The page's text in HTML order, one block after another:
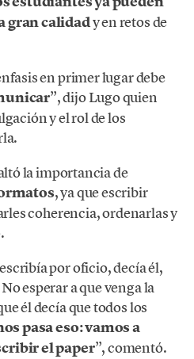
gran calidady en retos de
en primer lugar debe
”, dijo Lugo quien
y el rol de los
la importancia de
, ya que escribir
coherencia, ordenarlas y
por oficio, decía él,
esperar a que venga la
él decía que todos los
pasa eso: vamos a
el paper”, comentó.